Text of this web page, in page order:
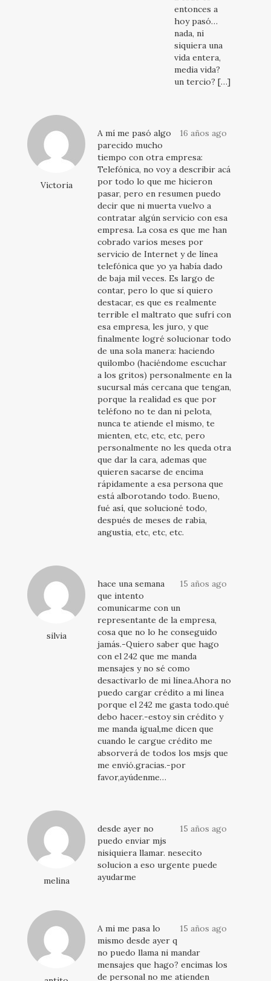
entonces a
hoy pasó…
nada, ni
siquiera una
vida entera,
media vida?
un tercio? […]
Victoria
16 años ago
A mí me pasó algo
parecido mucho
tiempo con otra empresa:
Telefónica, no voy a describir acá
por todo lo que me hicieron
pasar, pero en resumen puedo
decir que ni muerta vuelvo a
contratar algún servicio con esa
empresa. La cosa es que me han
cobrado varios meses por
servicio de Internet y de línea
telefónica que yo ya había dado
de baja mil veces. Es largo de
contar, pero lo que sí quiero
destacar, es que es realmente
terrible el maltrato que sufrí con
esa empresa, les juro, y que
finalmente logré solucionar todo
de una sola manera: haciendo
quilombo (haciéndome escuchar
a los gritos) personalmente en la
sucursal más cercana que tengan,
porque la realidad es que por
teléfono no te dan ni pelota,
nunca te atiende el mismo, te
mienten, etc, etc, etc, pero
personalmente no les queda otra
que dar la cara, ademas que
quieren sacarse de encima
rápidamente a esa persona que
está alborotando todo. Bueno,
fué así, que solucioné todo,
después de meses de rabia,
angustia, etc, etc, etc.
silvia
15 años ago
hace una semana
que intento
comunicarme con un
representante de la empresa,
cosa que no lo he conseguido
jamás.-Quiero saber que hago
con el 242 que me manda
mensajes y no sé como
desactivarlo de mi línea.Ahora no
puedo cargar crédito a mi línea
porque el 242 me gasta todo.qué
debo hacer.-estoy sin crédito y
me manda igual,me dicen que
cuando le cargue crédito me
absorverá de todos los msjs que
me envió.gracias.-por
favor,ayúdenme…
melina
15 años ago
desde ayer no
puedo enviar mjs
nisiquiera llamar. nesecito
solucion a eso urgente puede
ayudarme
15 años ago
A mi me pasa lo
mismo desde ayer q
no puedo llama ni mandar
mensajes que hago? encimas los
de personal no me atienden